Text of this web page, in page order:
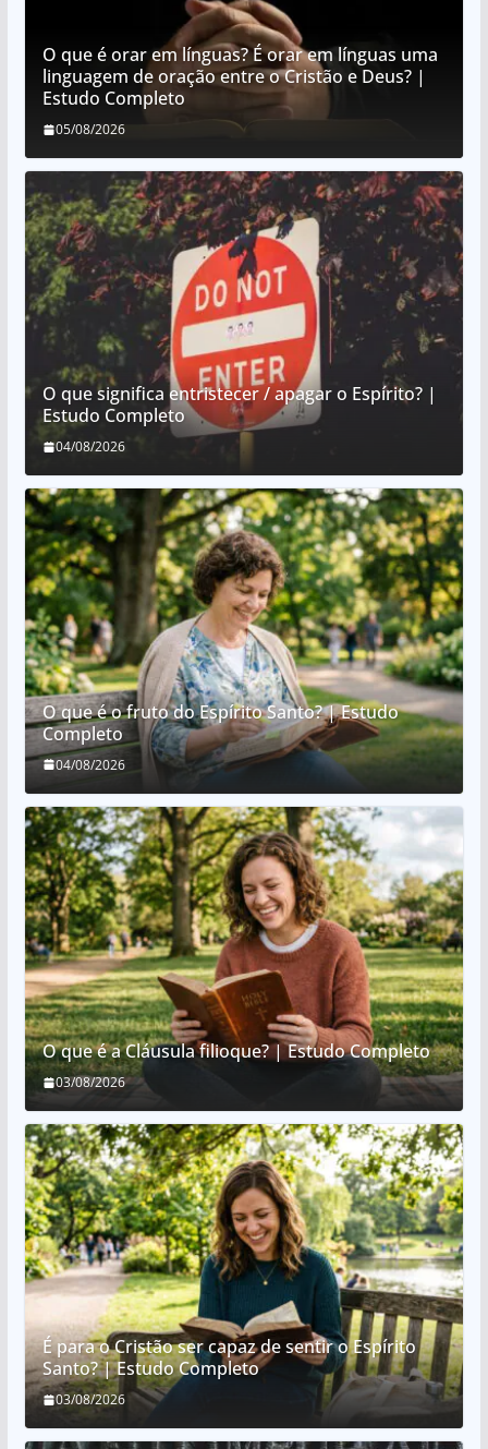
O que é orar em línguas? É orar em línguas uma
linguagem de oração entre o Cristão e Deus? |
Estudo Completo
05/08/2026
O que significa entristecer / apagar o Espírito? |
Estudo Completo
04/08/2026
O que é o fruto do Espírito Santo? | Estudo
Completo
04/08/2026
O que é a Cláusula filioque? | Estudo Completo
03/08/2026
É para o Cristão ser capaz de sentir o Espírito
Santo? | Estudo Completo
03/08/2026